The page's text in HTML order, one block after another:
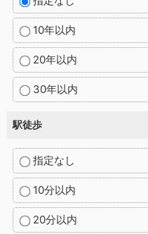
10年以内
20年以内
30年以内
駅徒歩
指定なし
10分以内
20分以内